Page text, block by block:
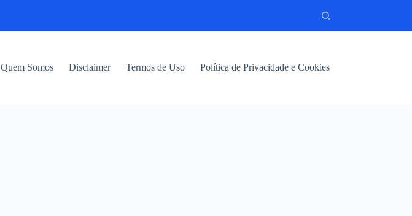
Quem Somos Disclaimer Termos de Uso Política de Privacidade e Cookies